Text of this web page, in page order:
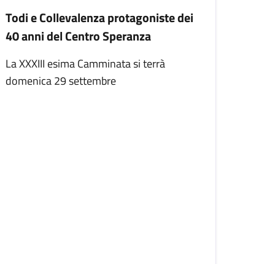
Todi e Collevalenza protagoniste dei
40 anni del Centro Speranza
La XXXIII esima Camminata si terrà
domenica 29 settembre